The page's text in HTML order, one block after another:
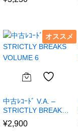
オススメ
中古ﾚｺｰﾄﾞ V.A. –
STRICTLY BREAK…
¥2,900